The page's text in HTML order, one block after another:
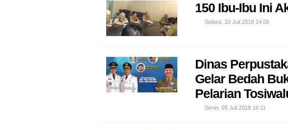
150 Ibu-Ibu Ini
Selasa, 10 Juli 2018 14:06
Dinas
Gelar Bedah
Pelarian
Senin, 09 Juli 2018 16:11